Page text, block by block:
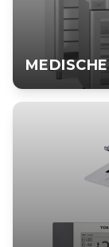
MEDISCHE
Gecertificeerde
medicijnen,
BEKIJK